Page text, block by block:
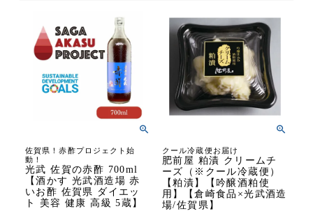
佐賀県！赤酢プロジェクト始
動！
光武 佐賀の赤酢 700ml
【酒かす 光武酒造場 赤
いお酢 佐賀県 ダイエッ
ト 美容 健康 高級 5蔵】
クール冷蔵便お届け
肥前屋 粕漬 クリームチ
ーズ（※クール冷蔵便）
【粕漬】【吟醸酒粕使
用】【倉崎食品×光武酒造
場/佐賀県】